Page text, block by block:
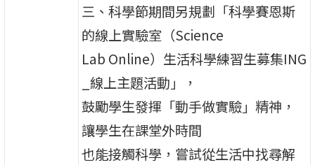
三、科學節期間另規劃「科學賽恩斯
的線上實驗室（Science
Lab Online）生活科學練習生募集ING
_線上主題活動」，
鼓勵學生發揮「動手做實驗」精神，
讓學生在課堂外時間
也能接觸科學，嘗試從生活中找尋解